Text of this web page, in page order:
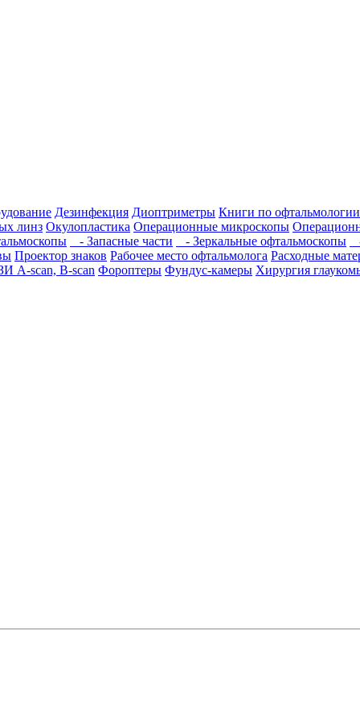
Дезинфекция Диоптриметры Книги по офтальмологии
линз Окулопластика Операционные микроскопы
- Запасные части - Зеркальные офтальмоскопы
Проектор знаков Рабочее место офтальмолога Расходные
A-scan, B-scan Фороптеры Фундус-камеры Хирургия